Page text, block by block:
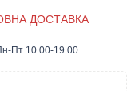
ДОСТАВКА
Пт 10.00-19.00